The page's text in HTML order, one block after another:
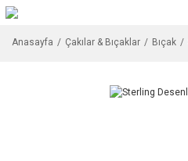
Anasayfa Çakılar & Bıçaklar Bıçak